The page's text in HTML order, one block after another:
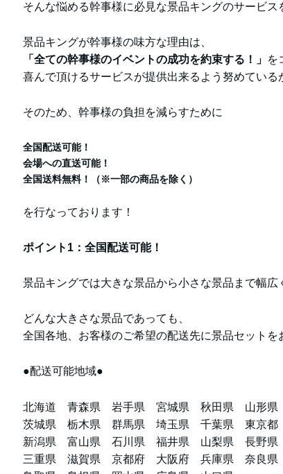
そんな悩める幹事様に必見な景品キングのサービス
景品キングが幹事様の味方な理由は、
「全ての幹事様のイベントの成功を約束する！」
を
喜んで頂けるサービスが提供出来るよう努めている
そのため、幹事様の負担を減らすために
全国配送可能！
会場への直送可能！
全国送料無料！（※一部の商品を除く）
を行なっております！
ポイント1：全国配送可能！
景品キングでは大きな景品から小さな景品まで幅広
どんな大きさな景品であっても、
全国各地、お客様のご希望の配送先に景品セットを
●配送可能地域●
北海道 青森県 岩手県 宮城県 秋田県 山形県
茨城県 栃木県 群馬県 埼玉県 千葉県 東京都
新潟県 富山県 石川県 福井県 山梨県 長野
三重県 滋賀県 京都府 大阪府 兵庫県 奈良県